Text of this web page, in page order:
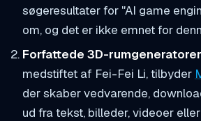
søgeresultater for "AI game
om, og det er ikke emnet for
Forfattede 3D-
medstiftet af Fei-Fei Li, tilbyder
der skaber vedvarende,
ud fra tekst, billeder, videoer